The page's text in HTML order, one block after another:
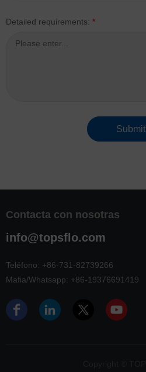
Detailed requirements: *
Submit
Contacta con nosotras
info@topsflo.com
Teléfono: +86-731-82739266
Mafia/Whatsapp: +86-19376691419